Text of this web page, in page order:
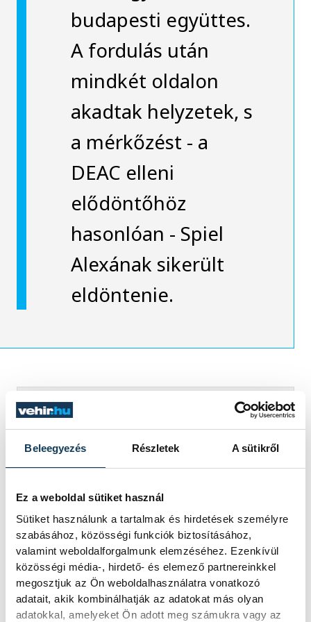
Beleegyezés Részletek A sütikről
Ez a weboldal sütiket használ
Sütiket használunk a tartalmak és hirdetések személyre
szabásához, közösségi funkciók biztosításához,
valamint weboldalforgalmunk elemzéséhez. Ezenkívül
közösségi média-, hirdető- és elemező partnereinkkel
megosztjuk az Ön weboldalhasználatra vonatkozó
adatait, akik kombinálhatják az adatokat más olyan
adatokkal, amelyeket Ön adott meg számukra vagy az
budapesti együttes.
A fordulás után
mindkét oldalon
akadtak helyzetek, s
a mérkőzést - a
DEAC elleni
elődöntőhöz
hasonlóan - Spiel
Alexának sikerült
eldöntenie.
Nagyon rosszul kezdtünk,
kicsit enerváltan és
álmoskásan, ez viszont a
még a maradványa. A 12.
perc környékén éreztem egy
fordulópontot, utána sikerült
kiegyenlítenünk, majd a
második félidőben rendeztük
a sorokat, fegyelmezett